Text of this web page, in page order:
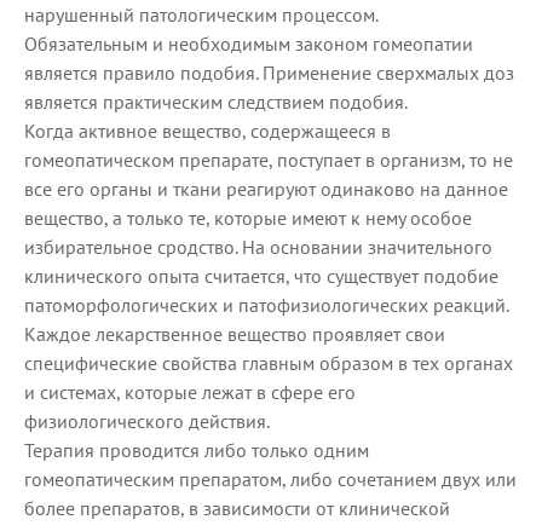
нарушенный патологическим процессом.
Обязательным и необходимым законом гомеопатии
является правило подобия. Применение сверхмалых доз
является практическим следствием подобия.
Когда активное вещество, содержащееся в
гомеопатическом препарате, поступает в организм, то не
все его органы и ткани реагируют одинаково на данное
вещество, а только те, которые имеют к нему особое
избирательное сродство. На основании значительного
клинического опыта считается, что существует подобие
патоморфологических и патофизиологических реакций.
Каждое лекарственное вещество проявляет свои
специфические свойства главным образом в тех органах
и системах, которые лежат в сфере его
физиологического действия.
Терапия проводится либо только одним
гомеопатическим препаратом, либо сочетанием двух или
более препаратов, в зависимости от клинической